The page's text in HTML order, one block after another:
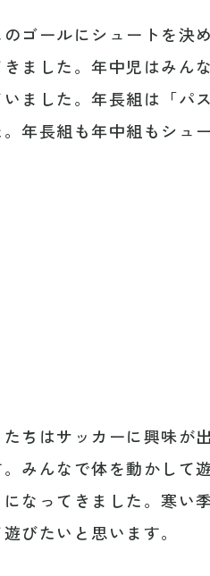
ゴールにシュートを決
ました。年中児はみん
ました。年長組は「パ
年長組も年中組もシュ
ちはサッカーに興味が
みんなで体を動かして
なってきました。寒い
びたいと思います。